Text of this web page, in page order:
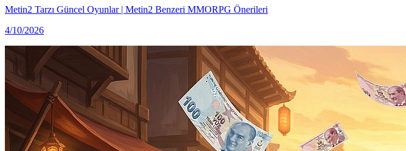
Metin2 Tarzı Güncel Oyunlar | Metin2 Benzeri MMORPG Önerileri
4/10/2026